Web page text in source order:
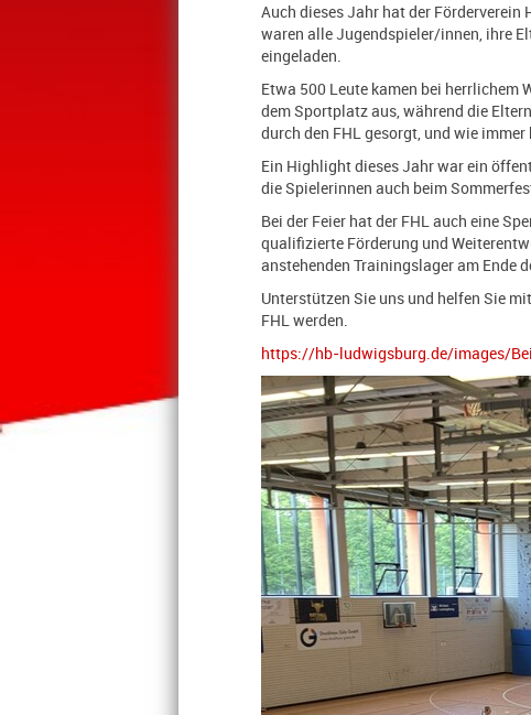
Auch dieses Jahr hat der
waren alle Jugendspieler/innen, ihre
eingeladen.
Etwa 500 Leute kamen bei herrlichem
dem Sportplatz aus, während die
durch den FHL gesorgt, und wie
Ein Highlight dieses Jahr war ein
die Spielerinnen auch beim
Bei der Feier hat der FHL auch eine
qualifizierte Förderung und
anstehenden Trainingslager am Ende
Unterstützen Sie uns und helfen Sie
FHL werden.
https://hb-ludwigsburg.de/images/